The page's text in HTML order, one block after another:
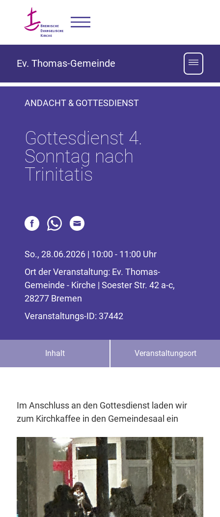
Ev. Thomas-Gemeinde
ANDACHT & GOTTESDIENST
Gottesdienst 4.
Sonntag nach
Trinitatis
So., 28.06.2026 | 10:00 - 11:00 Uhr
Ort der Veranstaltung: Ev. Thomas-
Gemeinde - Kirche | Soester Str. 42 a-c,
28277 Bremen
Veranstaltungs-ID: 37442
Inhalt Veranstaltungsort
Im Anschluss an den Gottesdienst laden wir
zum Kirchkaffee in den Gemeindesaal ein